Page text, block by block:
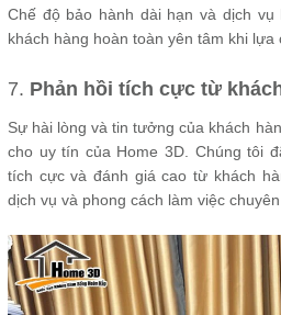
Chế độ bảo hành dài hạn và dịch vụ
khách hàng hoàn toàn yên tâm khi lựa
7. Phản hồi tích cực từ
Sự hài lòng và tin tưởng của khách
cho uy tín của Home 3D. Chúng tôi
tích cực và đánh giá cao từ khách
dịch vụ và phong cách làm việc chuyên